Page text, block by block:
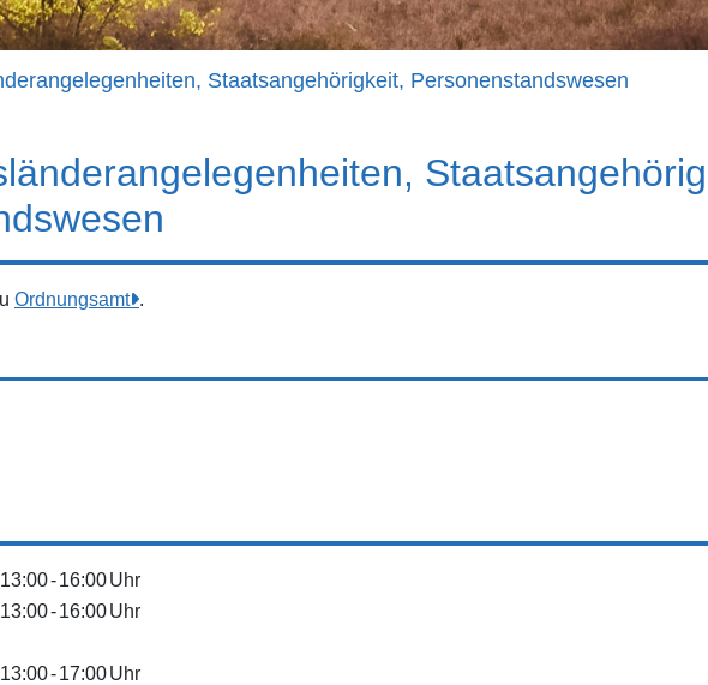
Staatsangehörigkeit, Personenstandswesen
Ordnungsamt .
13:00-16:00Uhr
13:00-16:00Uhr
13:00-17:00Uhr